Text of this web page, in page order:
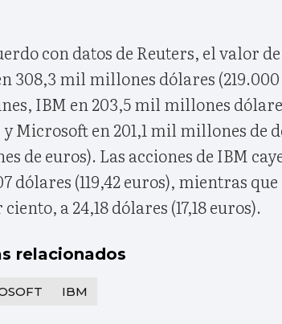
con datos de Reuters, el valor
308,3 mil millones dólares
IBM en 203,5 mil millones
Microsoft en 201,1 mil millones de
de euros). Las acciones de IBM
dólares (119,42 euros), mientras
ciento, a 24,18 dólares (17,18 euros).
relacionados
IBM